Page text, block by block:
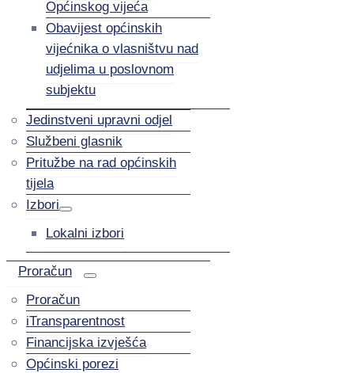
Općinskog vijeća
Obavijest općinskih
vijećnika o vlasništvu nad
udjelima u poslovnom
subjektu
Jedinstveni upravni odjel
Službeni glasnik
Pritužbe na rad općinskih
tijela
Izbori
Lokalni izbori
Proračun
Proračun
iTransparentnost
Financijska izvješća
Općinski porezi